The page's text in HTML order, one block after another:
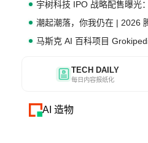
宇树科技 IPO 战略配售曝光
潮起潮落，你我仍在 | 2026
马斯克 AI 百科项目
TECH DAILY
每日内容报纸化
AI 造物